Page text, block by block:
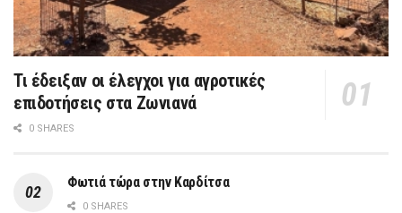
Τι έδειξαν οι έλεγχοι για αγροτικές
επιδοτήσεις στα Ζωνιανά
0 SHARES
Φωτιά τώρα στην Καρδίτσα
0 SHARES